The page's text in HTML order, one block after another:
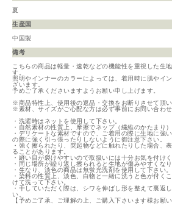
夏
生産国
中国製
備考
こちらの商品は軽量・速乾などの機能性を重視した生
す。
照明やインナーのカラーによっては、着用時に肌やイ
ざいます。
予めご了承くださいますようお願い申し上げます。
※商品特性上、使用後の返品・交換をお断りさせて頂い
※素材、サイズがご心配な方は必ず事前にお問い合わせ
・洗濯時はネットを使用して下さい。
・自然素材の性質上、摩擦でネップ（繊維のかたまり
・デリケートな素材ですので、ご着用の際に生地に強
の際に強く引っ張ったりしないように御注意下さい。
・強く擦られたり、突起物などに触れたりした場合、
ることがあります。
・縫い目が裂けやすいので取扱いには十分お気を付けく
・同じ場所が繰り返し擦られると生地が傷みやすくな
・生なり、淡色の商品は無蛍光洗剤を使用して下さい。
・染料の性質上、淡色、白物と一緒に洗うと色が付く
けて洗って下さい。
・干していただく際は、シワを伸ばし形を整えて裏返
い。
【予めご了承、ご理解の上、ご購入下さいます様お願